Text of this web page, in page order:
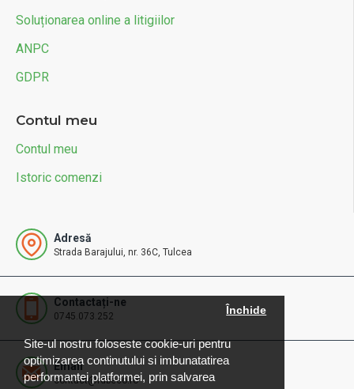
Site-ul nostru foloseste cookie-uri pentru
optimizarea continutului si imbunatatirea
performantei platformei, prin salvarea
Închide
Soluționarea online a litigiilor
ANPC
GDPR
Contul meu
Contul meu
Istoric comenzi
Adresă
Strada Barajului, nr. 36C, Tulcea
Contactați-ne
0745.073.252
Email
contact@rdbeco.ro